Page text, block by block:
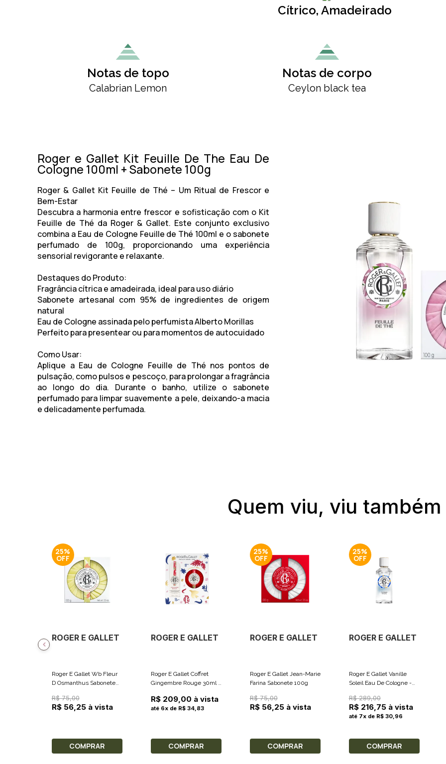
Cítrico, Amadeirado
Notas de topo
Calabrian Lemon
Notas de corpo
Ceylon black tea
Roger e Gallet Kit Feuille De The Eau De
Cologne 100ml + Sabonete 100g
Roger & Gallet Kit Feuille de Thé – Um Ritual de Frescor e
Bem-Estar
Descubra a harmonia entre frescor e sofisticação com o Kit
Feuille de Thé da Roger & Gallet. Este conjunto exclusivo
combina a Eau de Cologne Feuille de Thé 100ml e o sabonete
perfumado de 100g, proporcionando uma experiência
sensorial revigorante e relaxante.
Destaques do Produto:
Fragrância cítrica e amadeirada, ideal para uso diário
Sabonete artesanal com 95% de ingredientes de origem
natural
Eau de Cologne assinada pelo perfumista Alberto Morillas
Perfeito para presentear ou para momentos de autocuidado​
Como Usar:
Aplique a Eau de Cologne Feuille de Thé nos pontos de
pulsação, como pulsos e pescoço, para prolongar a fragrância
ao longo do dia. Durante o banho, utilize o sabonete
perfumado para limpar suavemente a pele, deixando-a macia
e delicadamente perfumada.​
Quem viu, viu também
25%
ROGER E GALLET
Roger E Gallet Wb Fleur
D Osmanthus Sabonete
R$ 75,00
R$ 56,25 à vista
COMPRAR
ROGER E GALLET
Roger E Gallet Coffret
Gingembre Rouge 30ml +
R$ 209,00 à vista
até 6x de R$ 34,83
COMPRAR
25%
ROGER E GALLET
Roger E Gallet Jean-Marie
Farina Sabonete 100g
R$ 75,00
R$ 56,25 à vista
COMPRAR
25%
ROGER E GALLET
Roger E Gallet Vanille
Soleil Eau De Cologne -
R$ 289,00
R$ 216,75 à vista
até 7x de R$ 30,96
COMPRAR